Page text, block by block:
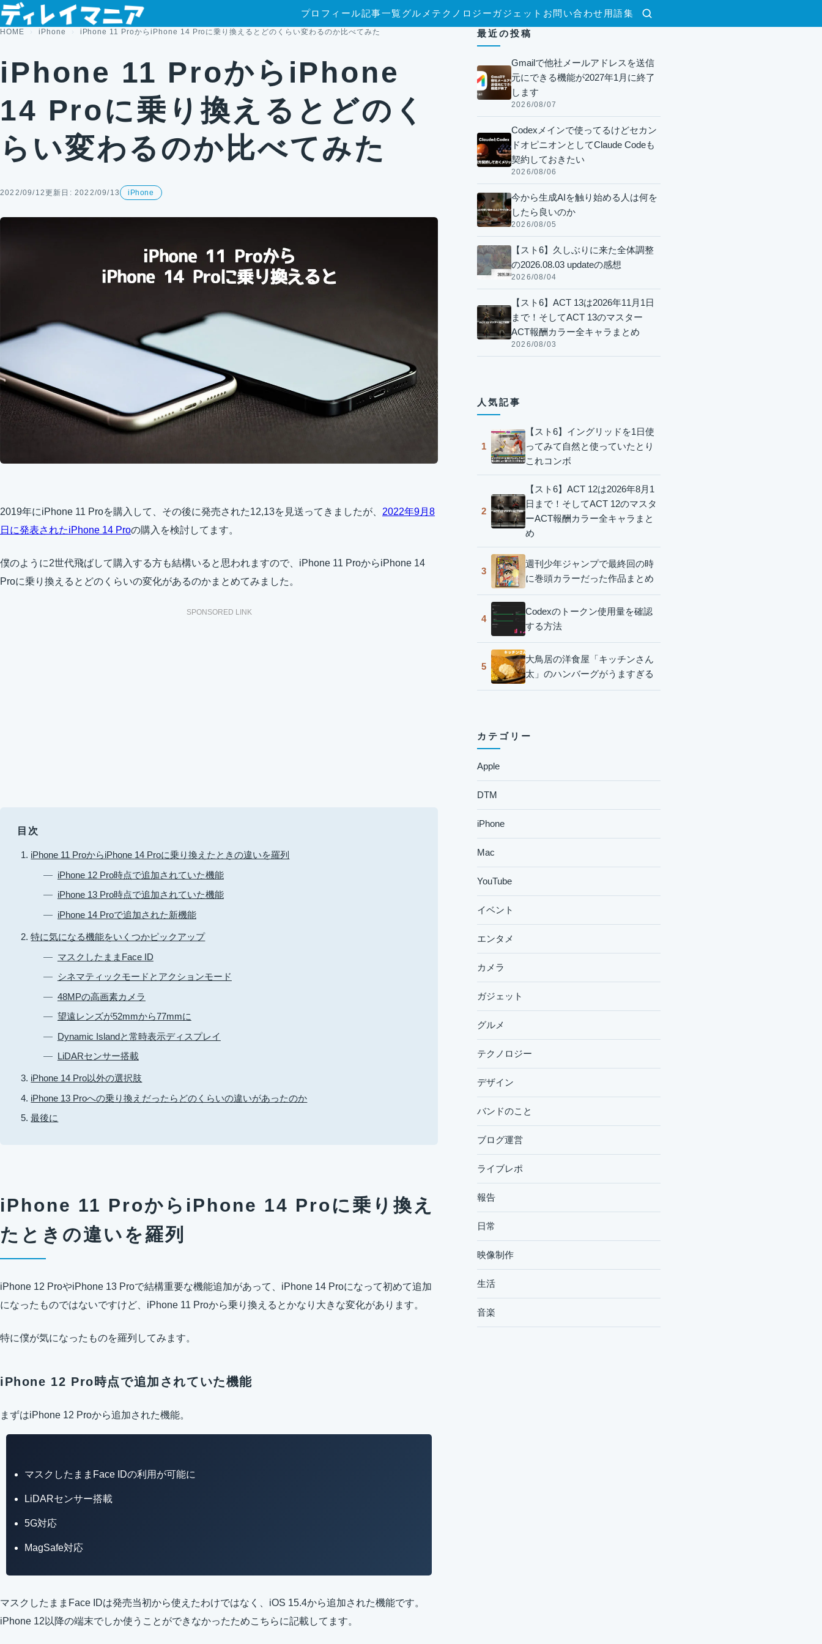
コンテンツへスキップ
検索
プロフィール記事一覧グルメ テクノロジー ガジェット お問い合わせ 用語集
HOME iPhone iPhone 11 ProからiPhone 14 Proに乗り換えるとどのくらい変わるのか比べてみた
iPhone 11 ProからiPhone
14 Proに乗り換えるとどのく
らい変わるのか比べてみた
2022/09/12更新日: 2022/09/13 iPhone
2019年にiPhone 11 Proを購入して、その後に発売された12,13を見送ってきましたが、 2022年9月8
日に発表されたiPhone 14 Proの購入を検討してます。
僕のように2世代飛ばして購入する方も結構いると思われますので、iPhone 11 ProからiPhone 14
Proに乗り換えるとどのくらいの変化があるのかまとめてみました。
SPONSORED LINK
目次
iPhone 11 ProからiPhone 14 Proに乗り換えたときの違いを羅列
iPhone 12 Pro時点で追加されていた機能
iPhone 13 Pro時点で追加されていた機能
iPhone 14 Proで追加された新機能
特に気になる機能をいくつかピックアップ
マスクしたままFace ID
シネマティックモードとアクションモード
48MPの高画素カメラ
望遠レンズが52mmから77mmに
Dynamic Islandと常時表示ディスプレイ
LiDARセンサー搭載
iPhone 14 Pro以外の選択肢
iPhone 13 Proへの乗り換えだったらどのくらいの違いがあったのか
最後に
iPhone 11 ProからiPhone 14 Proに乗り換え
たときの違いを羅列
iPhone 12 ProやiPhone 13 Proで結構重要な機能追加があって、iPhone 14 Proになって初めて追加
になったものではないですけど、iPhone 11 Proから乗り換えるとかなり大きな変化があります。
特に僕が気になったものを羅列してみます。
iPhone 12 Pro時点で追加されていた機能
まずはiPhone 12 Proから追加された機能。
マスクしたままFace IDの利用が可能に
LiDARセンサー搭載
5G対応
MagSafe対応
マスクしたままFace IDは発売当初から使えたわけではなく、iOS 15.4から追加された機能です。
iPhone 12以降の端末でしか使うことができなかったためこちらに記載してます。
最近の投稿
Gmailで他社メールアドレスを送信
元にできる機能が2027年1月に終了
します
2026/08/07
Codexメインで使ってるけどセカン
ドオピニオンとしてClaude Codeも
契約しておきたい
2026/08/06
今から生成AIを触り始める人は何を
したら良いのか
2026/08/05
【スト6】久しぶりに来た全体調整
の2026.08.03 updateの感想
2026/08/04
【スト6】ACT 13は2026年11月1日
まで！そしてACT 13のマスター
ACT報酬カラー全キャラまとめ
2026/08/03
人気記事
1
【スト6】イングリッドを1日使
ってみて自然と使っていたとり
これコンボ
2
【スト6】ACT 12は2026年8月1
日まで！そしてACT 12のマスタ
ーACT報酬カラー全キャラまと
め
3
週刊少年ジャンプで最終回の時
に巻頭カラーだった作品まとめ
4
Codexのトークン使用量を確認
する方法
5
大鳥居の洋食屋「キッチンさん
太」のハンバーグがうますぎる
カテゴリー
Apple
DTM
iPhone
Mac
YouTube
イベント
エンタメ
カメラ
ガジェット
グルメ
テクノロジー
デザイン
バンドのこと
ブログ運営
ライブレポ
報告
日常
映像制作
生活
音楽